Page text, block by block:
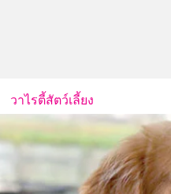
วาไรตี้สัตว์เลี้ยง